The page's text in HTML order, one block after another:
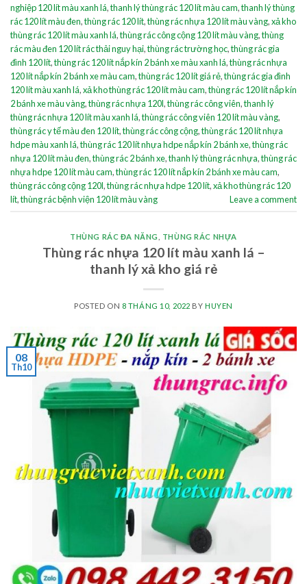
nghiệp 120 lít màu xanh lá,thanh lý thùng rác 120 lít màu cam,thanh lý thùng
rác 120 lít màu đen,thùng rác 120 lít,thùng rác nhựa 120 lít màu vàng,xả kho
thùng rác 120 lít màu xanh lá,thùng rác công cộng 120 lít màu vàng,thùng
rác màu đen 120 lít rác thải nguy hại,thùng rác trường học,thùng rác gia
đình 120 lít,thùng rác 120 lít nắp kín 2 bánh xe màu xanh lá,thùng rác nhựa
120 lít nắp kín 2 bánh xe màu cam,thùng rác 120 lít giá rẻ,thùng rác gia đình
120 lít màu xanh lá,xả kho thùng rác 120 lít màu cam,thùng rác 120 lít nắp kín
2 bánh xe màu vàng,thùng rác nhựa 120l,thùng rác công viên,thanh lý
thùng rác nhựa 120 lít màu xanh lá,thùng rác công viên 120 lít màu vàng,
thùng rác y tế màu đen 120 lít,thùng rác công cộng,thùng rác 120 lít nhựa
hdpe màu xanh lá,thùng rác 120 lít nhựa hdpe nắp kín 2 bánh xe,thùng rác
nhựa 120 lít màu đen,thùng rác 2 bánh xe,thanh lý thùng rác nhựa,thùng rác
nhựa hdpe 120 lít màu cam,thùng rác 120 lít nắp kín 2 bánh xe màu cam,
thùng rác công cộng 120l,thùng rác nhựa hdpe 120 lít,xả kho thùng rác 120
lít,thùng rác bệnh viện 120 lít màu vàng Leave a comment
THÙNG RÁC ĐA NĂNG THÙNG RÁC NHỰA
Thùng rác nhựa 120 lít màu xanh lá –
thanh lý xả kho giá rẻ
POSTED ON 8 THÁNG 10, 2022 BY HUYEN
08
Th10